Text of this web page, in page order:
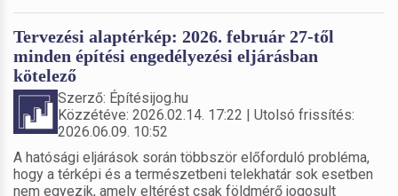
Tervezési alaptérkép: 2026. február 27-től
minden építési engedélyezési eljárásban
kötelező
Szerző: Építésijog.hu
Közzétéve: 2026.02.14. 17:22 | Utolsó frissítés:
2026.06.09. 10:52
A hatósági eljárások során többször előforduló probléma,
hogy a térképi és a természetbeni telekhatár sok esetben
nem egyezik, amely eltérést csak földmérő jogosult